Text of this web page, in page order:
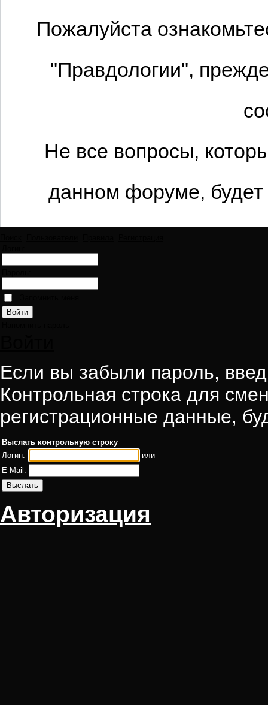
Пожалуйста
"Правдологии",
Не все вопросы,
данном форуме,
Если вы забыли пароль,
Контрольная строка для
регистрационные данные,
Выслать контрольную строку
Логин:
или
E-Mail:
Авторизация